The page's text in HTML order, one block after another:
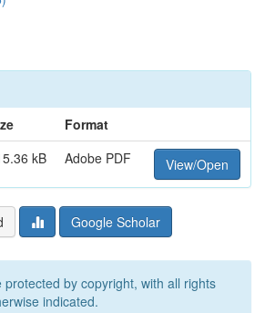
Format
kB Adobe PDF View/Open
Google Scholar
protected by copyright, with all rights
indicated.